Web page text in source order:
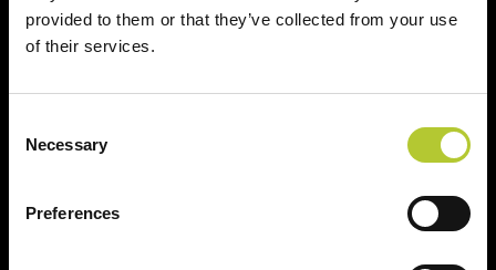
provided to them or that they’ve collected from your use
of their services.
Selection
Necessary
Preferences
CAP